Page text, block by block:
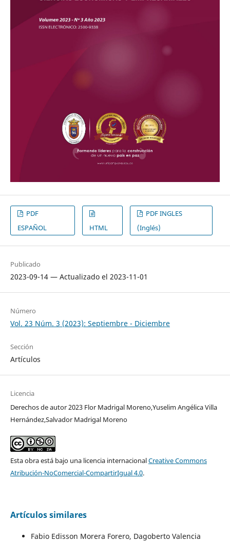
PDF
ESPAÑOL
HTML
PDF INGLES
(Inglés)
Publicado
2023-09-14 — Actualizado el 2023-11-01
Número
Vol. 23 Núm. 3 (2023): Septiembre - Diciembre
Sección
Artículos
Licencia
Derechos de autor 2023 Flor Madrigal Moreno,Yuselim Angélica Villa
Hernández,Salvador Madrigal Moreno
Esta obra está bajo una licencia internacionalCreative Commons
Atribución-NoComercial-CompartirIgual 4.0.
Artículos similares
Fabio Edisson Morera Forero, Dagoberto Valencia